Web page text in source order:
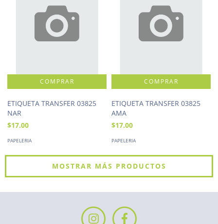
ETIQUETA TRANSFER 03825
NAR
$17.00
PAPELERIA
ETIQUETA TRANSFER 03825
AMA
$17.00
PAPELERIA
MOSTRAR MÁS PRODUCTOS